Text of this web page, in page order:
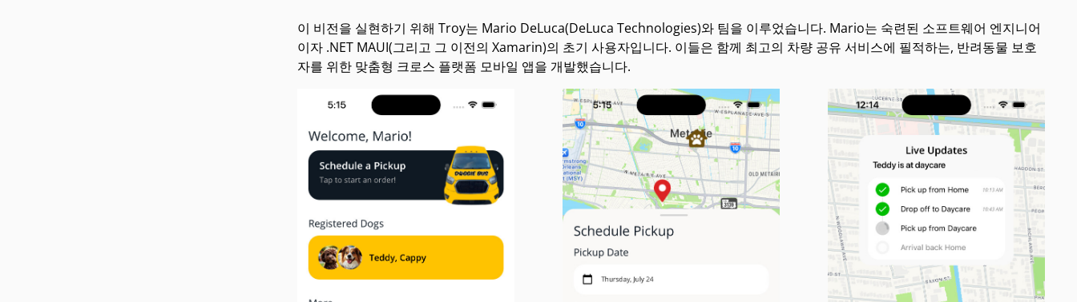
이 비전을 실현하기 위해 Troy는 Mario DeLuca(DeLuca Technologies)와 팀을 이루었습니다. Mario는 숙련된 소프트웨어 엔지니어
이자 .NET MAUI(그리고 그 이전의 Xamarin)의 초기 사용자입니다. 이들은 함께 최고의 차량 공유 서비스에 필적하는, 반려동물 보호
자를 위한 맞춤형 크로스 플랫폼 모바일 앱을 개발했습니다.